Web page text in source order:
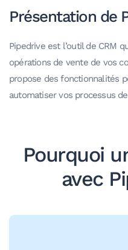
Présentation de
Pipedrive est l’outil de CRM
opérations de vente de vos
propose des fonctionnalités
automatiser vos processus
Pourquoi
avec